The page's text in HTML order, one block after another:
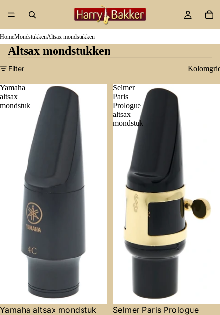
HomeMondstukkenAltsax mondstukken
Altsax mondstukken
Filter
Yamaha
altsax
mondstuk
Yamaha altsax mondstuk
Selmer
Paris
Prologue
altsax
mondstuk
Selmer Paris Prologue